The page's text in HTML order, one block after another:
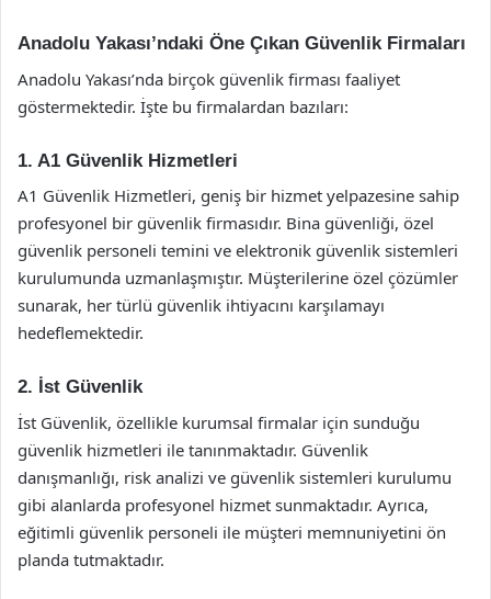
Anadolu Yakası’ndaki Öne Çıkan Güvenlik Firmaları
Anadolu Yakası’nda birçok güvenlik firması faaliyet
göstermektedir. İşte bu firmalardan bazıları:
1. A1 Güvenlik Hizmetleri
A1 Güvenlik Hizmetleri, geniş bir hizmet yelpazesine sahip
profesyonel bir güvenlik firmasıdır. Bina güvenliği, özel
güvenlik personeli temini ve elektronik güvenlik sistemleri
kurulumunda uzmanlaşmıştır. Müşterilerine özel çözümler
sunarak, her türlü güvenlik ihtiyacını karşılamayı
hedeflemektedir.
2. İst Güvenlik
İst Güvenlik, özellikle kurumsal firmalar için sunduğu
güvenlik hizmetleri ile tanınmaktadır. Güvenlik
danışmanlığı, risk analizi ve güvenlik sistemleri kurulumu
gibi alanlarda profesyonel hizmet sunmaktadır. Ayrıca,
eğitimli güvenlik personeli ile müşteri memnuniyetini ön
planda tutmaktadır.